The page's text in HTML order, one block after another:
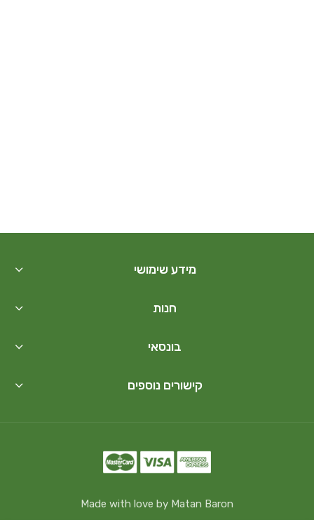
מידע שימושי
חנות
בונסאי
קישורים נוספים
Made with love by Matan Baron